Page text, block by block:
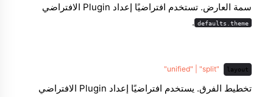
سمة العارض. تستخدم افتراضيًا إعداد Plugin الافتراضي
defaults.theme
.
layout
"unified" | "split"
تخطيط الفرق. يستخدم افتراضيًا إعداد Plugin الافتراضي